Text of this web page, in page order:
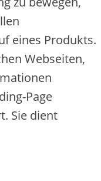
e‬ines Produkts.
Webseiten,
Page
S‬ie dient